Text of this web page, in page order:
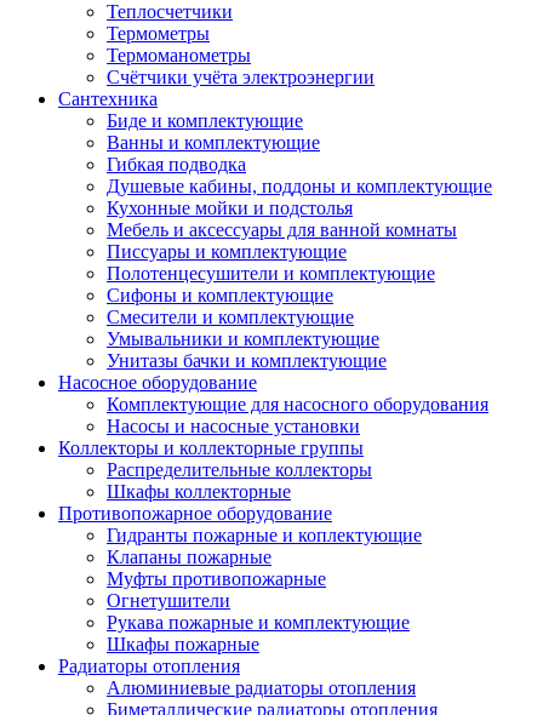
Теплосчетчики
Термометры
Термоманометры
Счётчики учёта электроэнергии
Сантехника
Биде и комплектующие
Ванны и комплектующие
Гибкая подводка
Душевые кабины, поддоны и комплектующие
Кухонные мойки и подстолья
Мебель и аксессуары для ванной комнаты
Писсуары и комплектующие
Полотенцесушители и комплектующие
Сифоны и комплектующие
Смесители и комплектующие
Умывальники и комплектующие
Унитазы бачки и комплектующие
Насосное оборудование
Комплектующие для насосного оборудования
Насосы и насосные установки
Коллекторы и коллекторные группы
Распределительные коллекторы
Шкафы коллекторные
Противопожарное оборудование
Гидранты пожарные и коплектующие
Клапаны пожарные
Муфты противопожарные
Огнетушители
Рукава пожарные и комплектующие
Шкафы пожарные
Радиаторы отопления
Алюминиевые радиаторы отопления
Биметаллические радиаторы отопления